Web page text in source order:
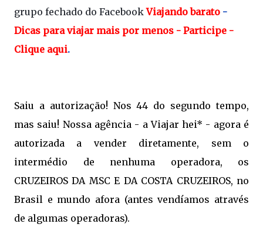
grupo fechado do Facebook Viajando barato
Dicas para viajar mais por menos - Participe -
Clique aqui.
Saiu a autorização! Nos 44 do segundo tempo,
mas saiu! Nossa agência - a Viajar hei* - agora é
autorizada a vender diretamente, sem o
intermédio de nenhuma operadora, os
CRUZEIROS DA MSC E DA COSTA CRUZEIROS, no
Brasil e mundo afora (antes vendíamos através
de algumas operadoras).